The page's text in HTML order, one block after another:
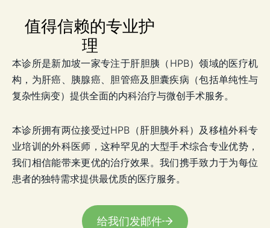
值得信赖的专业护
理
本诊所是新加坡一家专注于肝胆胰（HPB）领域的医疗机
构，为肝癌、胰腺癌、胆管癌及胆囊疾病（包括单纯性与
复杂性病变）提供全面的内科治疗与微创手术服务。
本诊所拥有两位接受过HPB（肝胆胰外科）及移植外科专
业培训的外科医师，这种罕见的大型手术综合专业优势，
我们相信能带来更优的治疗效果。我们携手致力于为每位
患者的独特需求提供最优质的医疗服务。
给我们发邮件